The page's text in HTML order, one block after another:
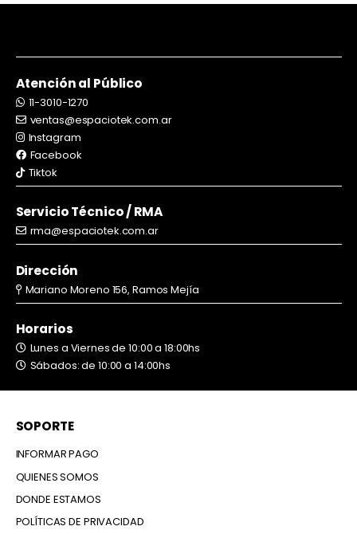
Atención al Público
11-3010-1270
ventas@espaciotek.com.ar
Instagram
Facebook
Tiktok
Servicio Técnico / RMA
rma@espaciotek.com.ar
Dirección
Mariano Moreno 156, Ramos Mejía
Horarios
Lunes a Viernes de 10:00 a 18:00hs
Sábados: de 10:00 a 14:00hs
SOPORTE
INFORMAR PAGO
QUIENES SOMOS
DONDE ESTAMOS
POLÍTICAS DE PRIVACIDAD